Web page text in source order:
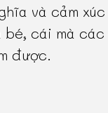
và cảm
bé, cái mà
được.